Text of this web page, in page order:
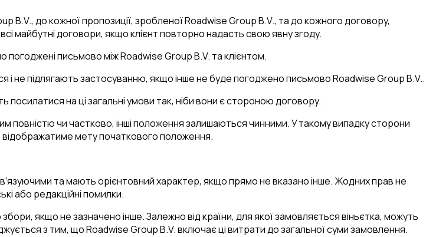
B.V., до кожної пропозиції, зробленої Roadwise Group B.V., та до кожного договору,
майбутні договори, якщо клієнт повторно надасть свою явну згоду.
письмово між Roadwise Group B.V. та клієнтом.
і не підлягають застосуванню, якщо інше не буде погоджено письмово Roadwise Group B.V..
на ці загальні умови так, ніби вони є стороною договору.
чи частково, інші положення залишаються чинними. У такому випадку сторони
мету початкового положення.
та мають орієнтовний характер, якщо прямо не вказано інше. Жодних прав не
або редакційні помилки.
якщо не зазначено інше. Залежно від країни, для якої замовляється віньєтка, можуть
з тим, що Roadwise Group B.V. включає ці витрати до загальної суми замовлення.